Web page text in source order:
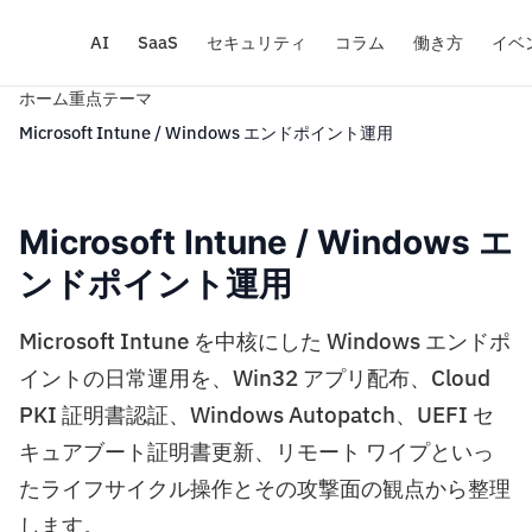
AI SaaS セキュリティ コラム 働き方 イベ
ホーム重点テーマ
Microsoft Intune / Windows エンドポイント運用
Microsoft Intune / Windows エ
ンドポイント運用
Microsoft Intune を中核にした Windows エンドポ
イントの日常運用を、Win32 アプリ配布、Cloud
PKI 証明書認証、Windows Autopatch、UEFI セ
キュアブート証明書更新、リモート ワイプといっ
たライフサイクル操作とその攻撃面の観点から整理